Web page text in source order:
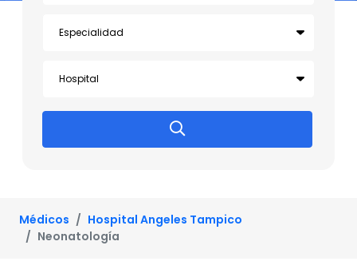
Médicos
Hospital Angeles Tampico
Neonatología